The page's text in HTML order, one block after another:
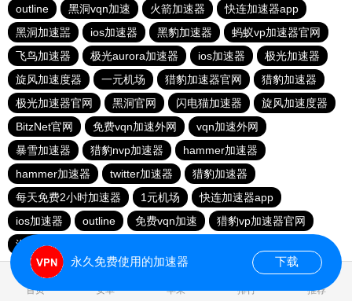
outline
黑洞vqn加速 火箭加速器
快连加速器app
黑洞加速噐
ios加速器 黑豹加速器
蚂蚁vp加速器官网
飞鸟加速器
极光aurora加速器 ios加速器
极光加速器
旋风加速度器
一元机场 猎豹加速器官网
猎豹加速器
极光加速器官网
黑洞官网 闪电猫加速器
旋风加速度器
BitzNet官网
免费vqn加速外网
vqn加速外网
暴雪加速器
猎豹nvp加速器
hammer加速器
hammer加速器
twitter加速器
猎豹加速器
每天免费2小时加速器
1元机场
快连加速器app
ios加速器
outline 免费vqn加速
猎豹vp加速器官网
海鸥加速器
首页 安卓 苹果 排行 推荐
永久免费使用的加速器 下载
1.727626s